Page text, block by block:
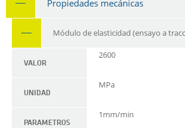
Propiedades mecánicas
Módulo de elasticidad (ensayo a
VALOR
2600
UNIDAD
MPa
PARAMETROS
1mm/min